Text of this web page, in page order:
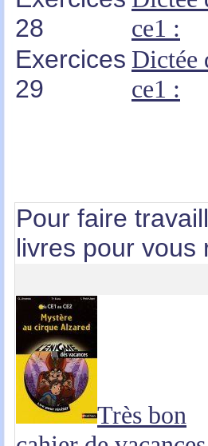
28
ce1 :
Exercices
29
Dictée
ce1 :
Pour faire
livres pour vous
Très bon